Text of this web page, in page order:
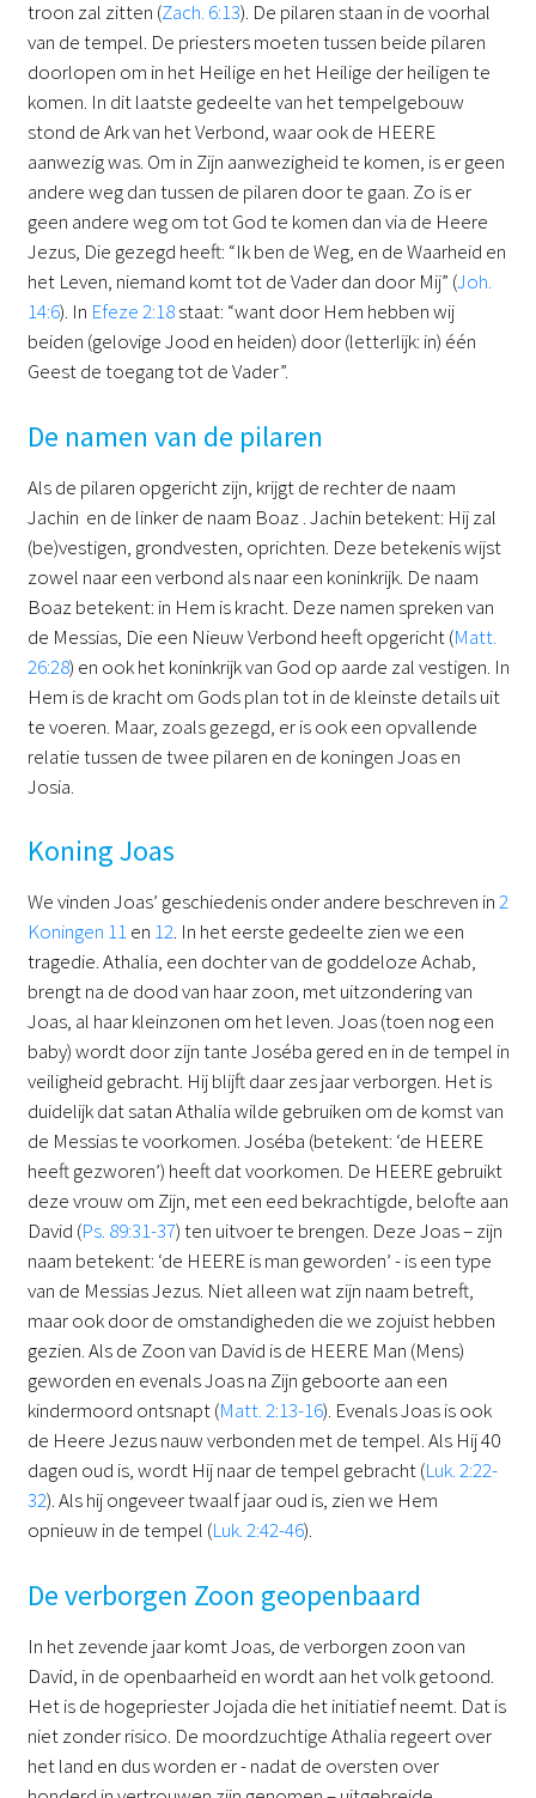
troon zal zitten (Zach. 6:13). De pilaren staan in de voorhal
van de tempel. De priesters moeten tussen beide pilaren
doorlopen om in het Heilige en het Heilige der heiligen te
komen. In dit laatste gedeelte van het tempelgebouw
stond de Ark van het Verbond, waar ook de HEERE
aanwezig was. Om in Zijn aanwezigheid te komen, is er geen
andere weg dan tussen de pilaren door te gaan. Zo is er
geen andere weg om tot God te komen dan via de Heere
Jezus, Die gezegd heeft: “Ik ben de Weg, en de Waarheid en
het Leven, niemand komt tot de Vader dan door Mij” (Joh.
14:6). In Efeze 2:18staat: “want door Hem hebben wij
beiden (gelovige Jood en heiden) door (letterlijk: in) één
Geest de toegang tot de Vader”.
De namen van de pilaren
Als de pilaren opgericht zijn, krijgt de rechter de naam
Jachin en de linker de naam Boaz . Jachin betekent: Hij zal
(be)vestigen, grondvesten, oprichten. Deze betekenis wijst
zowel naar een verbond als naar een koninkrijk. De naam
Boaz betekent: in Hem is kracht. Deze namen spreken van
de Messias, Die een Nieuw Verbond heeft opgericht (Matt.
26:28) en ook het koninkrijk van God op aarde zal vestigen. In
Hem is de kracht om Gods plan tot in de kleinste details uit
te voeren. Maar, zoals gezegd, er is ook een opvallende
relatie tussen de twee pilaren en de koningen Joas en
Josia.
Koning Joas
We vinden Joas’ geschiedenis onder andere beschreven in2
Koningen 11en 12. In het eerste gedeelte zien we een
tragedie. Athalia, een dochter van de goddeloze Achab,
brengt na de dood van haar zoon, met uitzondering van
Joas, al haar kleinzonen om het leven. Joas (toen nog een
baby) wordt door zijn tante Joséba gered en in de tempel in
veiligheid gebracht. Hij blijft daar zes jaar verborgen. Het is
duidelijk dat satan Athalia wilde gebruiken om de komst van
de Messias te voorkomen. Joséba (betekent: ‘de HEERE
heeft gezworen’) heeft dat voorkomen. De HEERE gebruikt
deze vrouw om Zijn, met een eed bekrachtigde, belofte aan
David (Ps. 89:31-37) ten uitvoer te brengen. Deze Joas – zijn
naam betekent: ‘de HEERE is man geworden’ - is een type
van de Messias Jezus. Niet alleen wat zijn naam betreft,
maar ook door de omstandigheden die we zojuist hebben
gezien. Als de Zoon van David is de HEERE Man (Mens)
geworden en evenals Joas na Zijn geboorte aan een
kindermoord ontsnapt (Matt. 2:13-16). Evenals Joas is ook
de Heere Jezus nauw verbonden met de tempel. Als Hij 40
dagen oud is, wordt Hij naar de tempel gebracht (Luk. 2:22-
32). Als hij ongeveer twaalf jaar oud is, zien we Hem
opnieuw in de tempel (Luk. 2:42-46).
De verborgen Zoon geopenbaard
In het zevende jaar komt Joas, de verborgen zoon van
David, in de openbaarheid en wordt aan het volk getoond.
Het is de hogepriester Jojada die het initiatief neemt. Dat is
niet zonder risico. De moordzuchtige Athalia regeert over
het land en dus worden er - nadat de oversten over